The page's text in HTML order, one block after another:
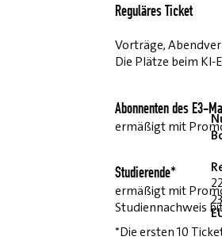
Reguläres Ticket
Vorträge,
Die Plätze beim
Abonnenten des E3-
ermäßigt mit
Studierende*
ermäßigt mit
Studiennachweis
*Die ersten 10